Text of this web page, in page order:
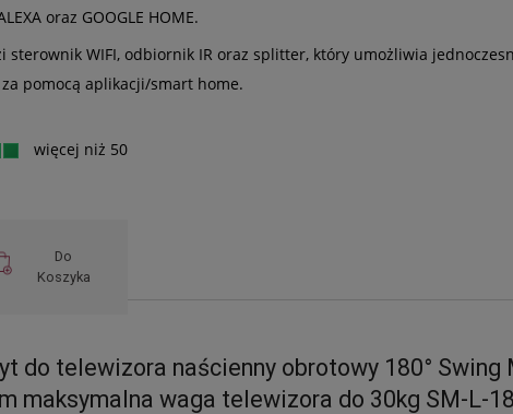
oraz GOOGLE HOME.
sterownik WIFI, odbiornik IR oraz splitter, który umożliwia
pomocą aplikacji/smart home.
więcej niż 50
Do
Koszyka
do telewizora naścienny obrotowy 180° Swing
maksymalna waga telewizora do 30kg SM-L-